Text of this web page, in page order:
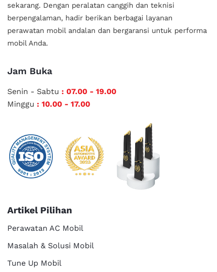
sekarang. Dengan peralatan canggih dan teknisi
berpengalaman, hadir berikan berbagai layanan
perawatan mobil andalan dan bergaransi untuk performa
mobil Anda.
Jam Buka
Senin - Sabtu : 07.00 - 19.00
Minggu : 10.00 - 17.00
Artikel Pilihan
Perawatan AC Mobil
Masalah & Solusi Mobil
Tune Up Mobil